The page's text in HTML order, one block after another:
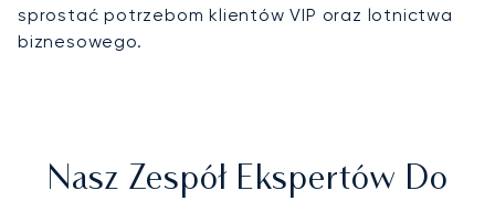
sprostać potrzebom klientów VIP oraz lotnictwa
biznesowego.
Nasz Zespół Ekspertów Do